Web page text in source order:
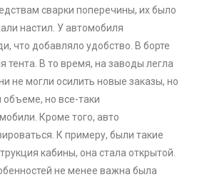
сварки поперечины, их было
настил. У автомобиля
что добавляло удобство. В борте
тента. В то время, на заводы легла
не могли осилить новые заказы, но
но все-таки
Кроме того, авто
К примеру, были такие
кабины, она стала открытой.
не менее важна была